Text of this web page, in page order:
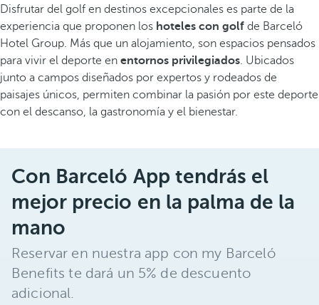
Disfrutar del golf en destinos excepcionales es parte de la
experiencia que proponen los hoteles con golf de Barceló
Hotel Group. Más que un alojamiento, son espacios pensados
para vivir el deporte en entornos privilegiados. Ubicados
junto a campos diseñados por expertos y rodeados de
paisajes únicos, permiten combinar la pasión por este deporte
con el descanso, la gastronomía y el bienestar.
Con Barceló App tendrás el
mejor precio en la palma de la
mano
Reservar en nuestra app con my Barceló
Benefits te dará un 5% de descuento
adicional.